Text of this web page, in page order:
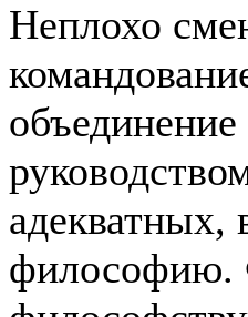
Неплохо
адекватных,
философию.